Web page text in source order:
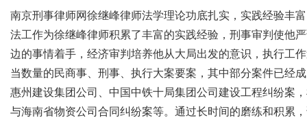
南京刑事律师网徐继峰律师法学理论功底扎实，实践经验丰
法工作为徐继峰律师积累了丰富的实践经验，刑事审判使他
边的事情着手，经济审判培养他从大局出发的意识，执行工
当数量的民商事、刑事、执行大案要案，其中部分案件已经
惠州建设集团公司、中国中铁十局集团公司建设工程纠纷案
与海南省物资公司合同纠纷案等。通过长时间的磨练和积累